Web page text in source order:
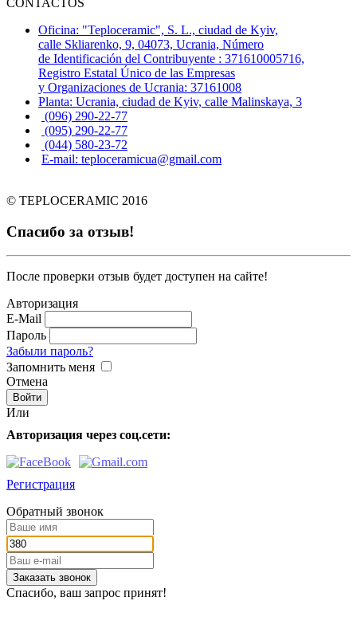
Oficina: "Teploceramic", S. L., ciudad de Kyiv,
calle Skliarenko, 9, 04073, Ucrania, Número
de Identificación del Contribuyente : 371610005716,
Registro Estatal Único de las Empresas
y Organizaciones de Ucrania: 37161008
Planta: Ucrania, ciudad de Kyiv, calle Malinskaya, 3
(096) 290-22-77
(095) 290-22-77
(044) 580-23-72
E-mail: teploceramicua@gmail.com
© TEPLOCERAMIC 2016
Спасибо за отзыв!
После проверки отзыв будет доступен на сайте!
Авторизация
E-Mail
Пароль
Забыли пароль?
Запомнить меня
Отмена
Или
Авторизация через соц.сети:
Регистрация
Обратный звонок
Заказать звонок
Спасибо, ваш запрос принят!